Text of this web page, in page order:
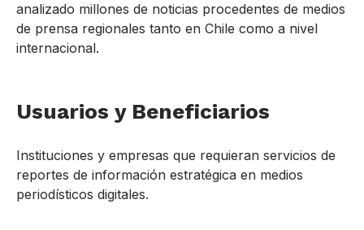
analizado millones de noticias procedentes de medios
de prensa regionales tanto en Chile como a nivel
internacional.
Usuarios y Beneficiarios
Instituciones y empresas que requieran servicios de
reportes de información estratégica en medios
periodísticos digitales.